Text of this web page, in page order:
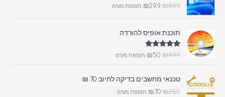
₪699
₪299 תוספת מע"מ
תוכנת אופיס להורדה
דורג5.00
₪499
₪50 תוספת מע"מ
טכנאי מחשבים בדיקה לחיוב 70 ₪
₪250
₪70 תוספת מע"מ